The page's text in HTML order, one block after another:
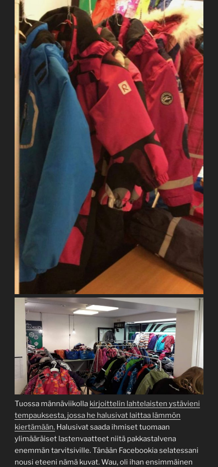
Tuossa männäviikolla kirjoittelin lahtelaisten ystävieni
tempauksesta, jossa he halusivat laittaa lämmön
kiertämään. Halusivat saada ihmiset tuomaan
ylimääräiset lastenvaatteet niitä pakkastalvena
enemmän tarvitsiville. Tänään Facebookia selatessani
nousi eteeni nämä kuvat. Wau, oli ihan ensimmäinen